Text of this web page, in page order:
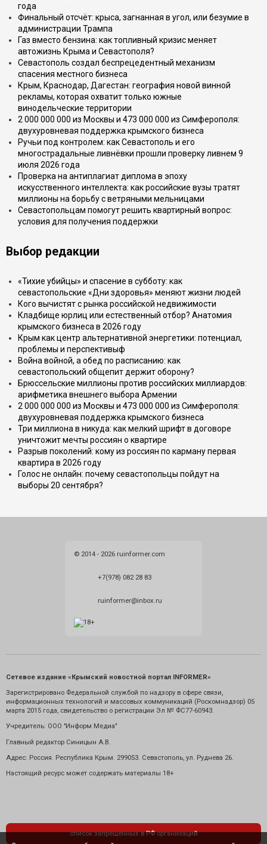
года
Финальный отсчёт: крыса, загнанная в угол, или безумие в
администрации Трампа
Газ вместо бензина: как топливный кризис меняет
автожизнь Крыма и Севастополя?
Севастополь создал беспрецедентный механизм
спасения местного бизнеса
Крым, Краснодар, Дагестан: география новой винной
рекламы, которая охватит только южные
винодельческие территории
2 000 000 000 из Москвы и 473 000 000 из Симферополя:
двухуровневая поддержка крымского бизнеса
Ручьи под контролем: как Севастополь и его
многострадальные ливнёвки прошли проверку ливнем 9
июля 2026 года
Проверка на антиплагиат диплома в эпоху
искусственного интеллекта: как российские вузы тратят
миллионы на борьбу с ветряными мельницами
Севастопольцам помогут решить квартирный вопрос:
условия для получения поддержки
Выбор редакции
«Тихие убийцы» и спасение в субботу: как
севастопольские «Дни здоровья» меняют жизни людей
Кого вычистят с рынка российской недвижимости
Кладбище юрлиц или естественный отбор? Анатомия
крымского бизнеса в 2026 году
Крым как центр альтернативной энергетики: потенциал,
проблемы и перспективыф
Война войной, а обед по расписанию: как
севастопольский общепит держит оборону?
Брюссельские миллионы против российских миллиардов:
арифметика внешнего выбора Армении
2 000 000 000 из Москвы и 473 000 000 из Симферополя:
двухуровневая поддержка крымского бизнеса
Три миллиона в никуда: как мелкий шрифт в договоре
уничтожит мечты россиян о квартире
Разрыв поколений: кому из россиян по карману первая
квартира в 2026 году
Голос не онлайн: почему севастопольцы пойдут на
выборы 20 сентября?
© 2014 - 2026 ruinformer.com
+7(978) 082 28 83
ruinformer@inbox.ru
Сетевое издание «Крымский новостной портал INFORMER»
Зарегистрировано Федеральной службой по надзору в сфере связи,
информационных технологий и массовых коммуникаций (Роскомнадзор) 05
марта 2015 года, свидетельство о регистрации Эл № ФС77-60943.
Учредитель: ООО "Информ Медиа"
Главный редактор Синицын А.В.
Адрес: Россия. Республика Крым. 299053. Севастополь, ул. Руднева 26.
Настоящий ресурс может содержать материалы 18+
список запрещенных в РФ организаций